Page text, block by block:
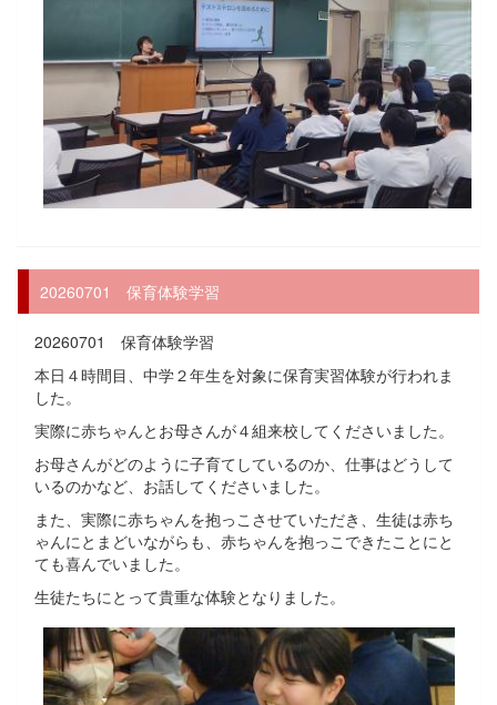
20260701 保育体験学習
20260701 保育体験学習
本日４時間目、中学２年生を対象に保育実習体験が行われま
した。
実際に赤ちゃんとお母さんが４組来校してくださいました。
お母さんがどのように子育てしているのか、仕事はどうして
いるのかなど、お話してくださいました。
また、実際に赤ちゃんを抱っこさせていただき、生徒は赤ち
ゃんにとまどいながらも、赤ちゃんを抱っこできたことにと
ても喜んでいました。
生徒たちにとって貴重な体験となりました。